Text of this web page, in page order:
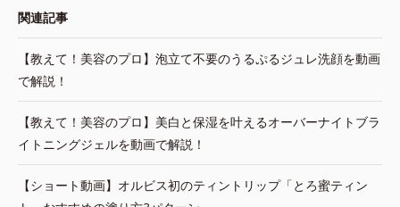
関連記事
【教えて！美容のプロ】泡立て不要のうるぷるジュレ洗顔を動画
で解説！
【教えて！美容のプロ】美白と保湿を叶えるオーバーナイトブラ
イトニングジェルを動画で解説！
【ショート動画】オルビス初のティントリップ「とろ蜜ティン